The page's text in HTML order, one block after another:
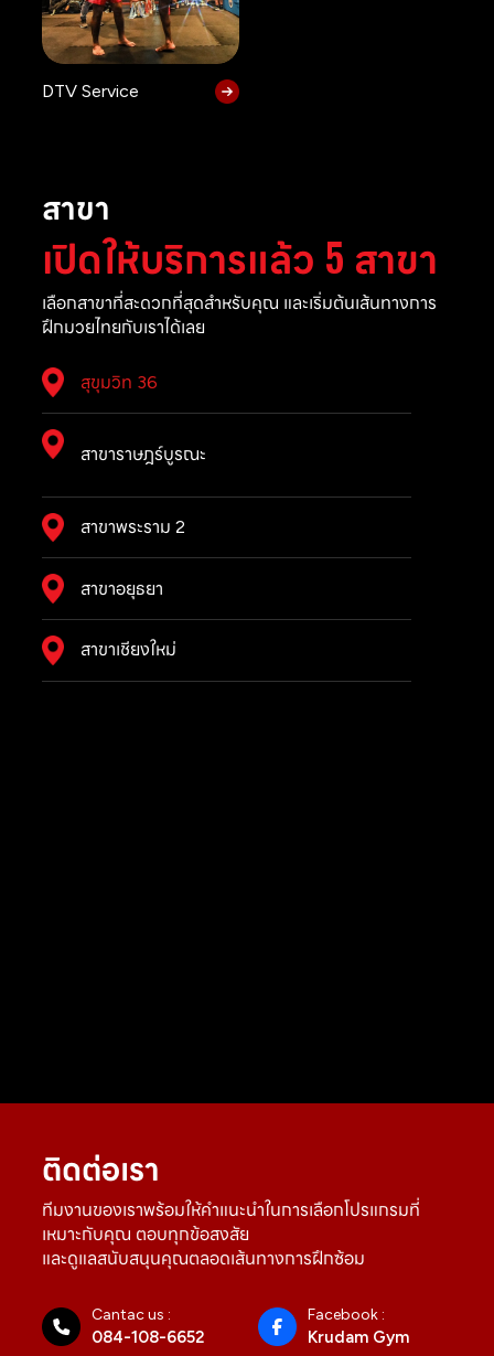
DTV Service
สาขา
เปิดให้บริการแล้ว 5 สาขา
เลือกสาขาที่สะดวกที่สุดสำหรับคุณ และเริ่มต้นเส้นทางการ
ฝึกมวยไทยกับเราได้เลย
สุขุมวิท 36
สาขาราษฎร์บูรณะ
สาขาพระราม 2
สาขาอยุธยา
สาขาเชียงใหม่
ติดต่อเรา
ทีมงานของเราพร้อมให้คำแนะนำในการเลือกโปรแกรมที่
เหมาะกับคุณ ตอบทุกข้อสงสัย
และดูแลสนับสนุนคุณตลอดเส้นทางการฝึกซ้อม
Cantac us :
084-108-6652
Facebook :
Krudam Gym